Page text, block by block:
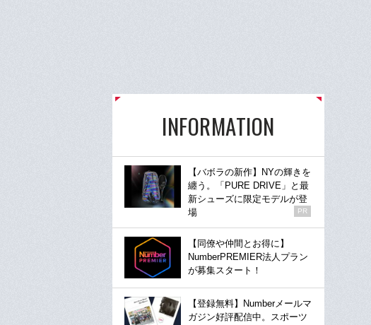
INFORMATION
【バボラの新作】NYの輝きを
纏う。「PURE DRIVE」と最
新シューズに限定モデルが登
場
PR
【同僚や仲間とお得に】
NumberPREMIER法人プラン
が募集スタート！
【登録無料】Numberメールマ
ガジン好評配信中。スポーツ